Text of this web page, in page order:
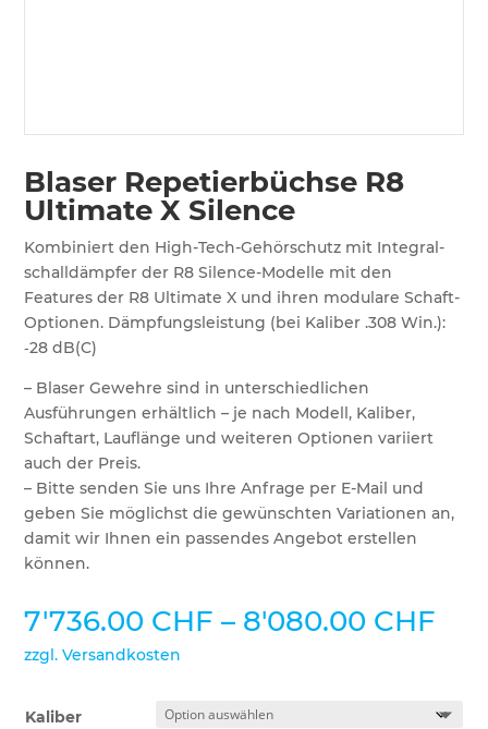
Blaser Repetierbüchse R8
Ultimate X Silence
Kombiniert den High-Tech-Ge­hör­schutz mit In­te­gral­
schall­dämp­fer der R8 Si­lence-Mo­del­le mit den
Features der R8 Ultimate X und ihren modulare Schaft-
Op­tio­nen. Dämp­fungs­leis­tung (bei Kaliber .308 Win.):
‑28 dB(C)
– Blaser Gewehre sind in unterschiedlichen
Ausführungen erhältlich – je nach Modell, Kaliber,
Schaftart, Lauflänge und weiteren Optionen variiert
auch der Preis.
– Bitte senden Sie uns Ihre Anfrage per E-Mail und
geben Sie möglichst die gewünschten Variationen an,
damit wir Ihnen ein passendes Angebot erstellen
können.
7'736.00 CHF – 8'080.00 CHF
zzgl. Versandkosten
Kaliber